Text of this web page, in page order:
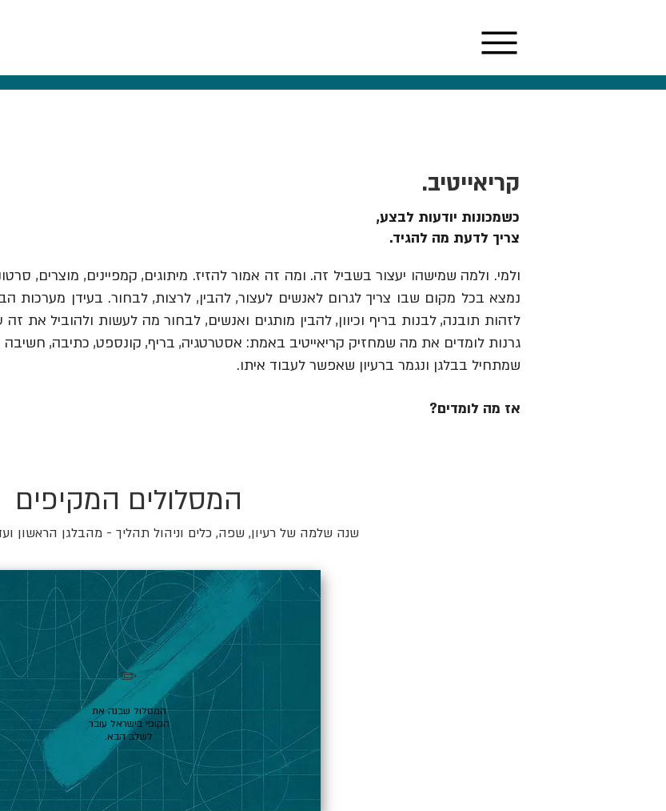
קריאייטיב.
כשמכונות יודעות לבצע,
צריך לדעת מה להגיד.
ולמי. ולמה שמישהו יעצור בשביל זה. ומה זה אמור להזיז. מיתוגים, קמפיינים, מוצרים,
נמצא בכל מקום שבו צריך לגרום לאנשים לעצור, להבין, לרצות, לבחור. בעידן מערכות
גרנות לומדים את מה שמחזיק קריאייטיב באמת: אסטרטגיה, בריף, קונספט, כתיבה,
שמתחיל בבלגן ונגמר ברעיון שאפשר לעבוד איתו.
אז מה לומדים?
המסלולים המקיפים
שנה שלמה של רעיון, שפה, כלים וניהול תהליך - מהבלגן הראשון
✏️
המסלול שבנה את
הקופי בישראל עובר
לשלב הבא.